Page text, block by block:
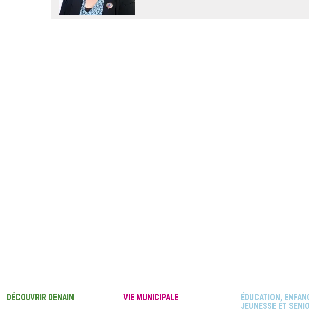
DÉCOUVRIR DENAIN VIE MUNICIPALE
ÉDUCATION,
JEUNESSE ET